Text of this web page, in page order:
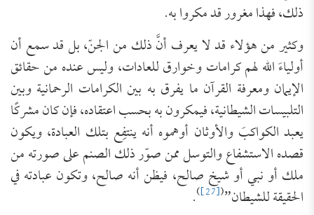
ذلك، فهذا مغرور قد مكروا به.
وكثير من هؤلاء قد لا يعرف أنَّ ذلك من الجنّ، بل قد سمع أن
أولياءَ الله لهم كرامات وخوارق للعادات، وليس عنده من حقائق
الإيمان ومعرفة القرآن ما يفرق به بين الكرامات الرحمانية وبين
التلبيسات الشيطانية، فيمكرون به بحسب اعتقاده، فإن كان مشركًا
يعبد الكواكبَ والأوثان أوهموه أنه ينتفِع بتلك العبادة، ويكون
قصده الاستشفاع والتوسل ممن صوّر ذلك الصنم على صورته من
ملك أو نبي أو شيخ صالح، فيظن أنه صالح، وتكون عبادته في
الحقيقة للشيطان”(
[27]
)
.